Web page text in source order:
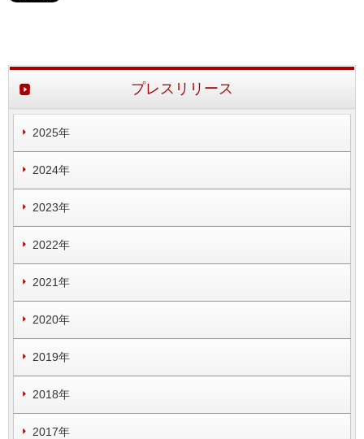
プレスリリース
2025年
2024年
2023年
2022年
2021年
2020年
2019年
2018年
2017年